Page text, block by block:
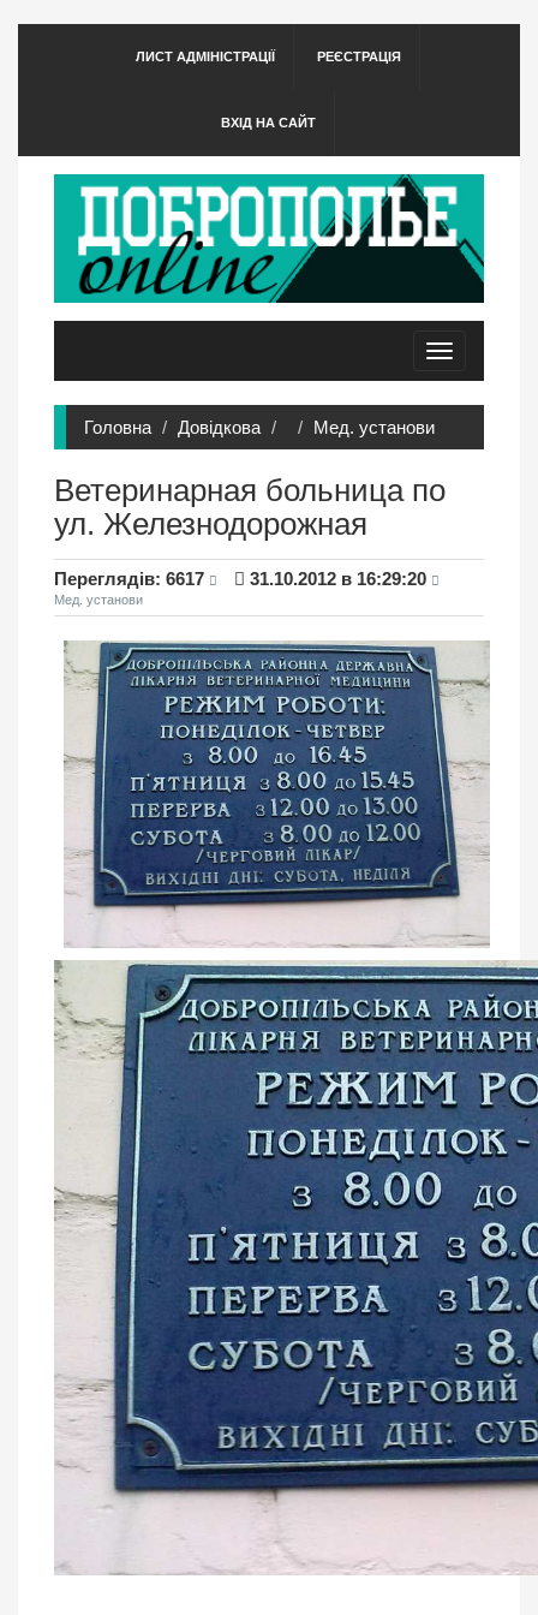
ЛИСТ АДМІНІСТРАЦІЇ РЕЄСТРАЦІЯ
ВХІД НА САЙТ
Toggle
navigation
Головна Довідкова Мед. установи
Ветеринарная больница по
ул. Железнодорожная
Переглядiв: 6617 31.10.2012 в 16:29:20
Мед. установи